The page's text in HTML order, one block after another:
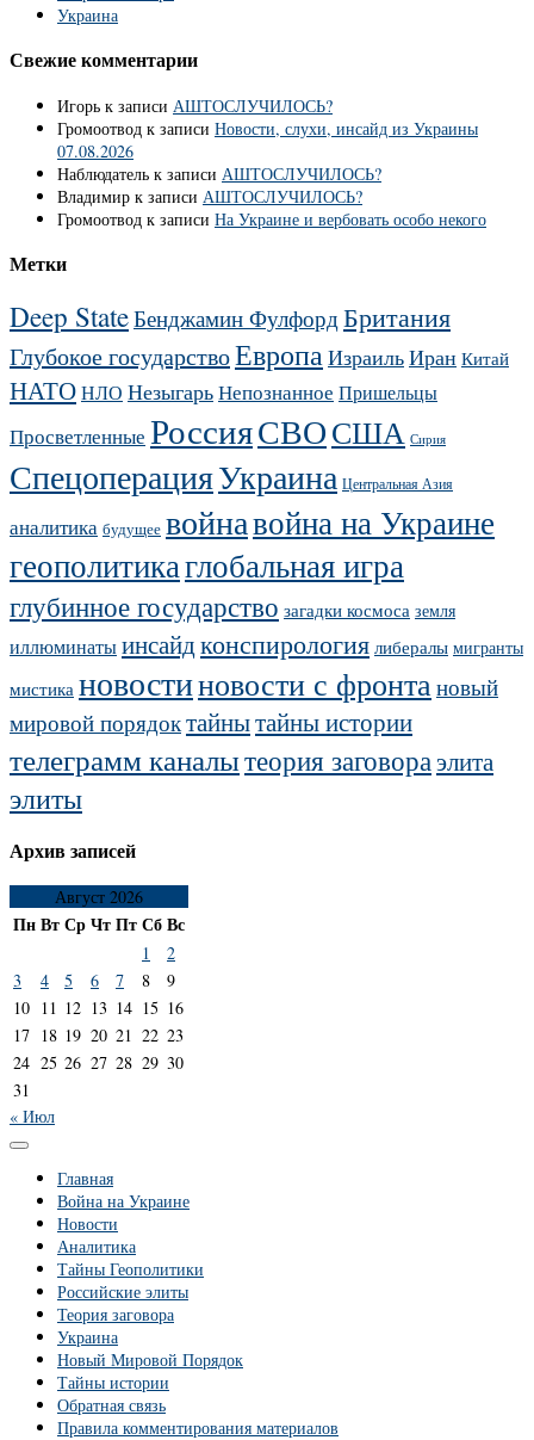
Украина
Свежие комментарии
Игорь к записи АШТОСЛУЧИЛОСЬ?
Громоотвод к записи Новости, слухи, инсайд из Украины
07.08.2026
Наблюдатель к записи АШТОСЛУЧИЛОСЬ?
Владимир к записи АШТОСЛУЧИЛОСЬ?
Громоотвод к записи На Украине и вербовать особо некого
Метки
Deep StateБенджамин Фулфорд Британия
Глубокое государствоЕвропаИзраильИран Китай
НАТОНЛО НезыгарьНепознанное Пришельцы
Просветленные РоссияСВОСША Сирия
СпецоперацияУкраина Центральная Азия
аналитика будущее войнавойна на Украине
геополитикаглобальная игра
глубинное государство загадки космоса земля
иллюминатыинсайдконспирология либералы мигранты
мистика новостиновости с фронтановый
мировой порядоктайнытайны истории
телеграмм каналытеория заговораэлита
элиты
Архив записей
Август 2026
ПнВтСрЧтПтСбВс
1
2
3
4 5 6 7 8
9
10 11 12 13 14 15 16
17 18 19 20 21 22 23
24 25 26 27 28 29 30
31
« Июл
Главная
Война на Украине
Новости
Аналитика
Тайны Геополитики
Российские элиты
Теория заговора
Украина
Новый Мировой Порядок
Тайны истории
Обратная связь
Правила комментирования материалов